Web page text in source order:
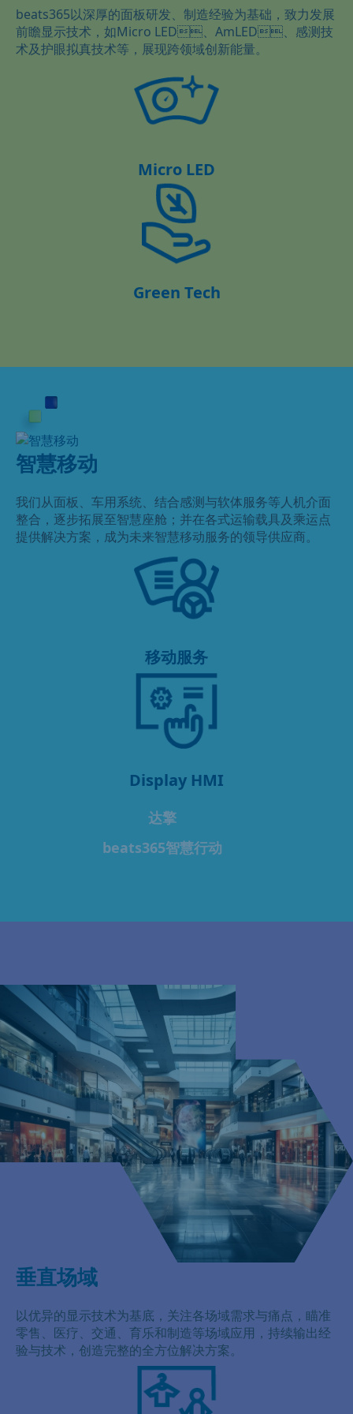
beats365以深厚的面板研发、制造经验为基础，致力发展
前瞻显示技术，如Micro LED、AmLED、感测技
术及护眼拟真技术等，展现跨领域创新能量。
Micro LED
Green Tech
智慧移动
我们从面板、车用系统、结合感测与软体服务等人机介面
整合，逐步拓展至智慧座舱；并在各式运输载具及乘运点
提供解决方案，成为未来智慧移动服务的领导供应商。
移动服务
Display HMI
达擎
beats365智慧行动
垂直场域
以优异的显示技术为基底，关注各场域需求与痛点，瞄准
零售、医疗、交通、育乐和制造等场域应用，持续输出经
验与技术，创造完整的全方位解决方案。